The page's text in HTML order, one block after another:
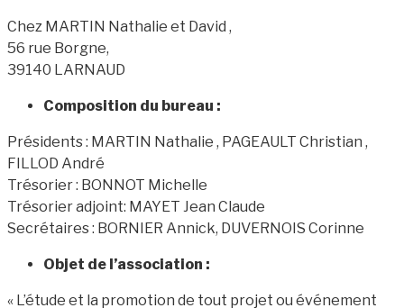
Chez MARTIN Nathalie et David ,
56 rue Borgne,
39140 LARNAUD
Composition du bureau :
Présidents : MARTIN Nathalie , PAGEAULT Christian ,
FILLOD André
Trésorier : BONNOT Michelle
Trésorier adjoint: MAYET Jean Claude
Secrétaires : BORNIER Annick, DUVERNOIS Corinne
Objet de l’association :
« L’étude et la promotion de tout projet ou événement